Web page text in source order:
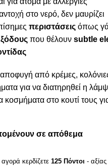
στο νερό, δεν μαυρίζει
περιστάσεις όπως
που θέλουν subtle
αποφυγή από κρέμες,
για να διατηρηθεί η
κοσμήματα στο κουτί τους
σε απόθεμα
κερδίζετε 125 Πόντοι - αξίας